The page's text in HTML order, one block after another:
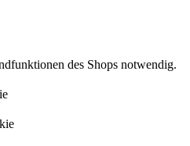
des Shops notwendig.